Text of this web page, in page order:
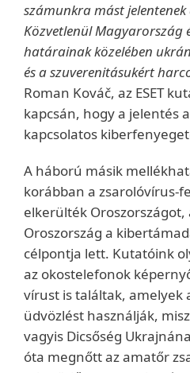
számunkra mást
Közvetlenül Magyarország
határainak közelében
és a szuverenitásukért
Roman Kováč, az ESET
kapcsán, hogy a jelentés
kapcsolatos
A háború másik
korábban a zsarolóvírus-
elkerülték
Oroszország a
célpontja lett. Kutatóink
az okostelefonok
vírust is találtak, amelyek
üdvözlést használják,
vagyis Dicsőség
óta megnőtt az amatőr